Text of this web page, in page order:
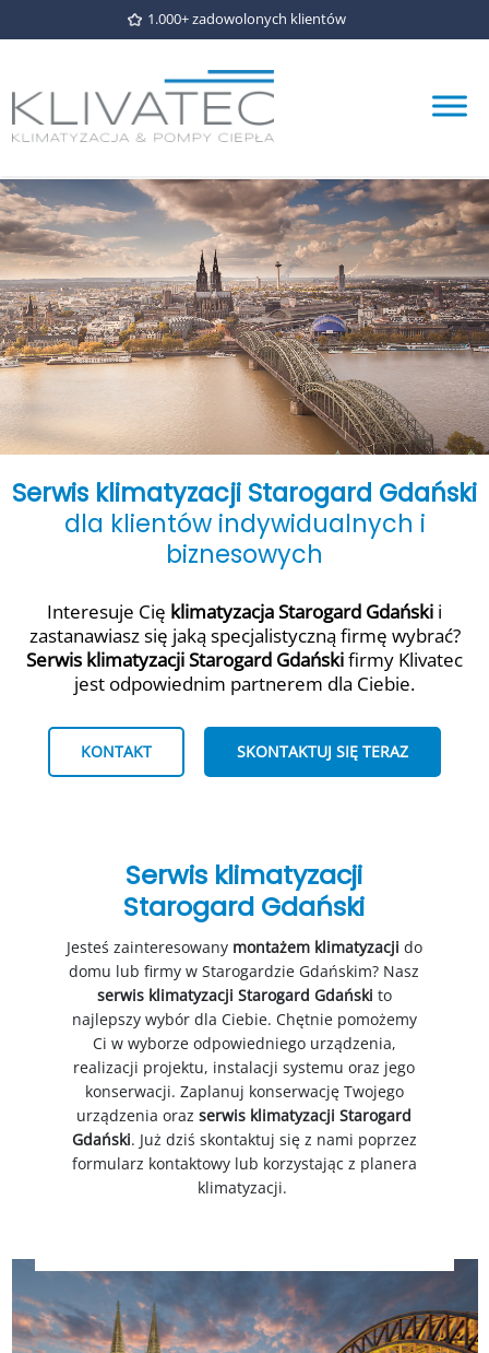
1.000+ zadowolonych klientów
Serwis klimatyzacji Starogard Gdański
dla klientów indywidualnych i
biznesowych
Interesuje Cię klimatyzacja Starogard Gdański i
zastanawiasz się jaką specjalistyczną firmę wybrać?
Serwis klimatyzacji Starogard Gdańskifirmy Klivatec
jest odpowiednim partnerem dla Ciebie.
KONTAKT SKONTAKTUJ SIĘ TERAZ
Serwis klimatyzacji
Starogard Gdański
Jesteś zainteresowany montażem klimatyzacji do
domu lub firmy w Starogardzie Gdańskim? Nasz
serwis klimatyzacji Starogard Gdański to
najlepszy wybór dla Ciebie. Chętnie pomożemy
Ci w wyborze odpowiedniego urządzenia,
realizacji projektu, instalacji systemu oraz jego
konserwacji. Zaplanuj konserwację Twojego
urządzenia orazserwis klimatyzacji Starogard
Gdański. Już dziś skontaktuj się z nami poprzez
formularz kontaktowy lub korzystając z planera
klimatyzacji.